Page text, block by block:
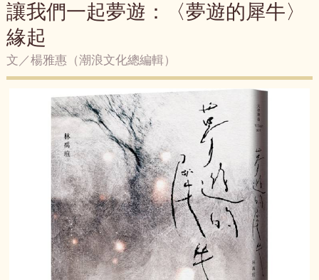
讓我們一起夢遊：〈夢遊的犀牛〉
緣起
文／楊雅惠（潮浪文化總編輯）